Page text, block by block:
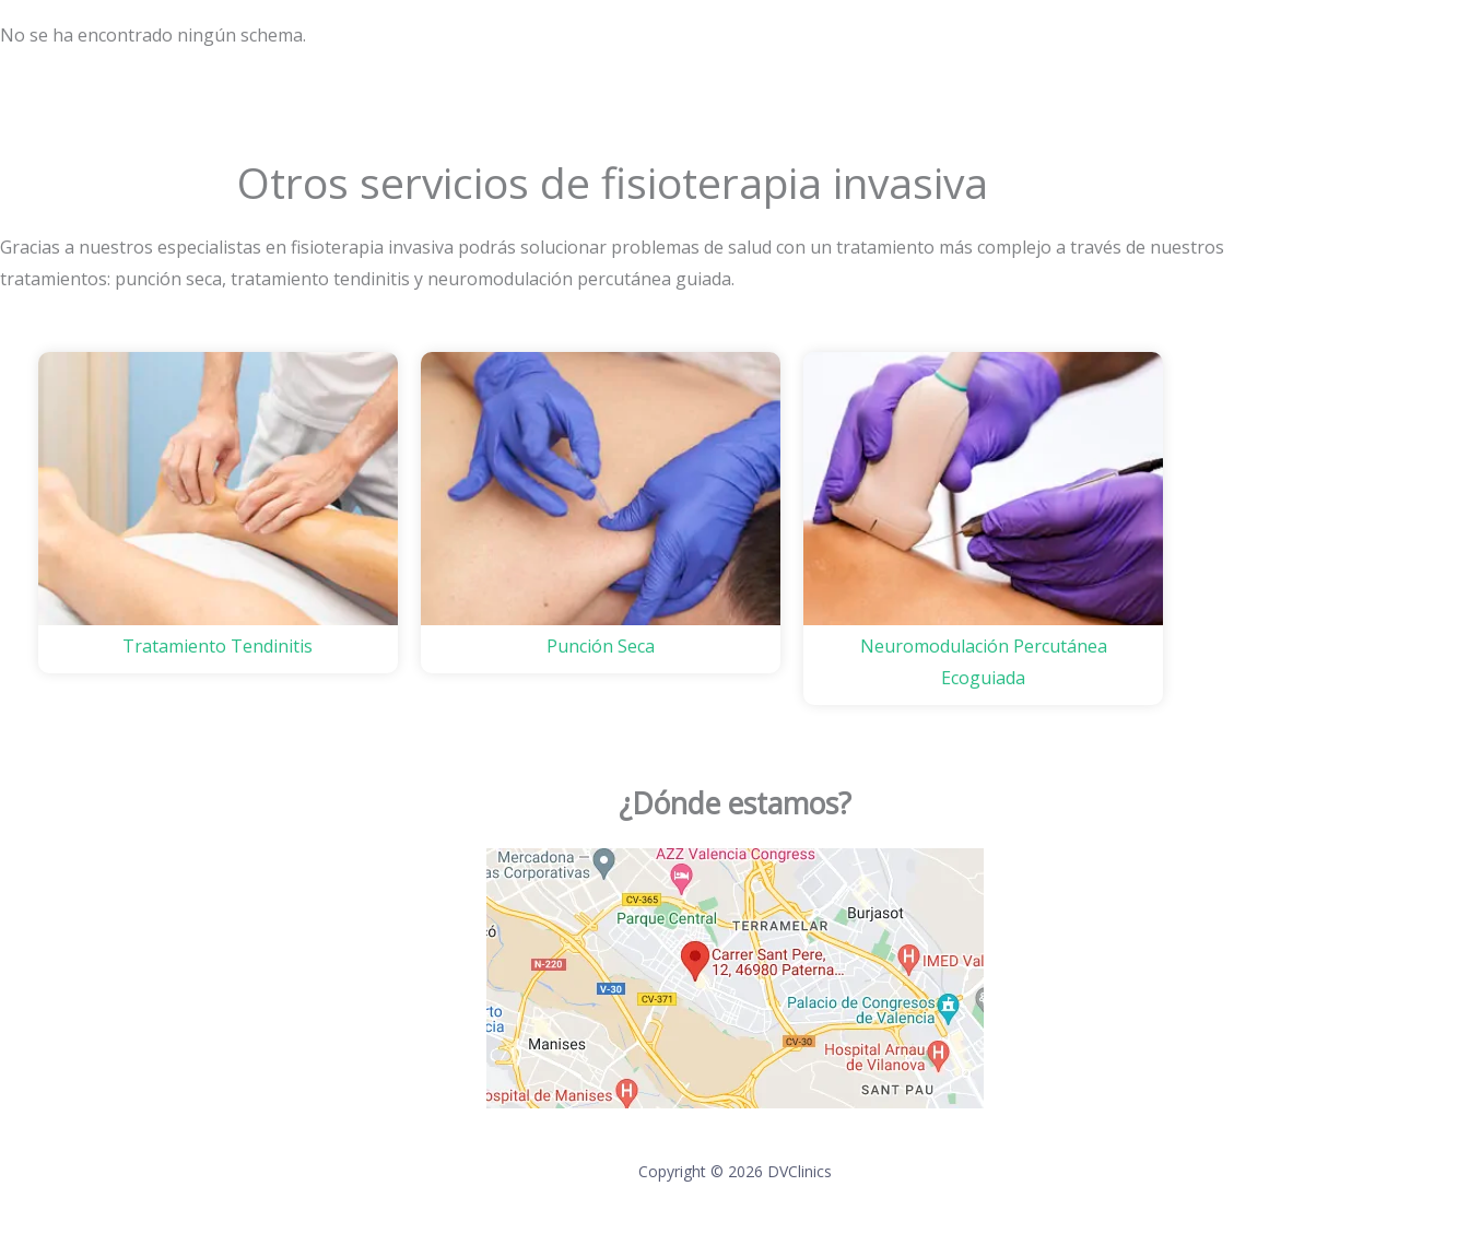
No se ha encontrado ningún schema.
Otros servicios de fisioterapia invasiva
Gracias a nuestros especialistas en fisioterapia invasiva podrás solucionar problemas de salud con un tratamiento más complejo a través de nuestros
tratamientos: punción seca, tratamiento tendinitis y neuromodulación percutánea guiada.
Tratamiento Tendinitis Punción Seca
Neuromodulación Percutánea
Ecoguiada
¿Dónde estamos?
Copyright © 2026 DVClinics